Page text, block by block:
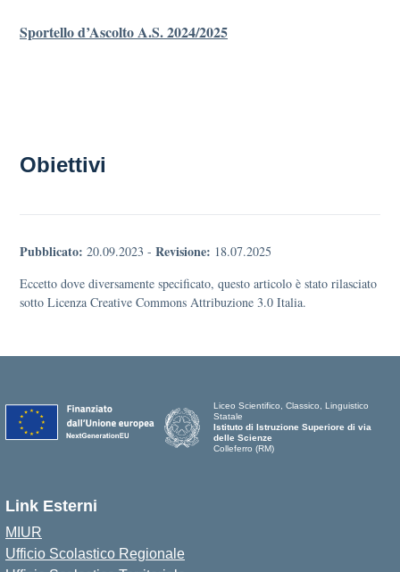
Sportello d’Ascolto A.S. 2024/2025
Obiettivi
Pubblicato: 20.09.2023 - Revisione: 18.07.2025
Eccetto dove diversamente specificato, questo articolo è stato rilasciato
sotto Licenza Creative Commons Attribuzione 3.0 Italia.
Liceo Scientifico, Classico, Linguistico
Statale
Istituto di Istruzione Superiore di via
delle Scienze
Colleferro (RM)
Link Esterni
MIUR
Ufficio Scolastico Regionale